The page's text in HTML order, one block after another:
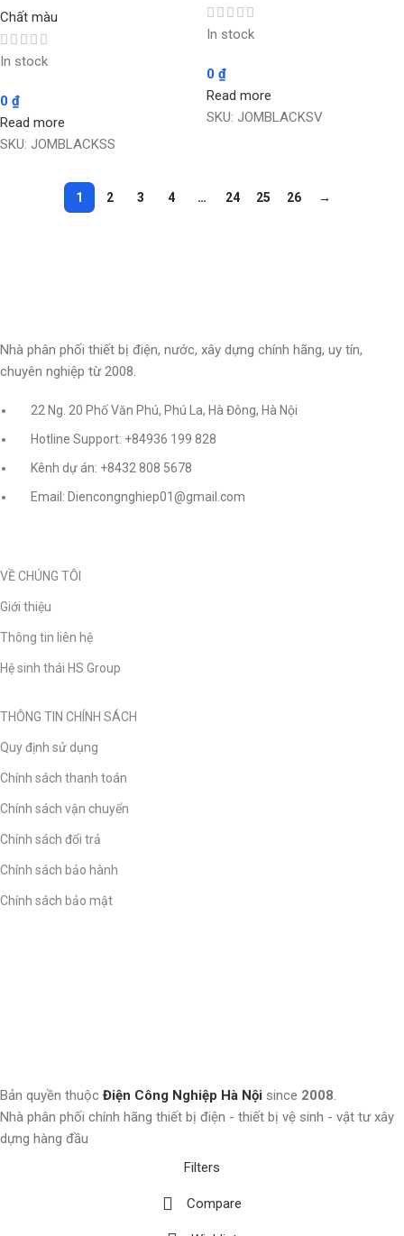
Chất màu
In stock
0 ₫
Read more
SKU: JOMBLACKSS
In stock
0 ₫
Read more
SKU: JOMBLACKSV
1 2 3 4 … 24 25 26 →
Nhà phân phối thiết bị điện, nước, xây dựng chính hãng, uy tín,
chuyên nghiệp từ 2008.
22 Ng. 20 Phố Văn Phú, Phú La, Hà Đông, Hà Nội
Hotline Support: +84936 199 828
Kênh dự án: +8432 808 5678
Email: Diencongnghiep01@gmail.com
VỀ CHÚNG TÔI
Giới thiệu
Thông tin liên hệ
Hệ sinh thái HS Group
THÔNG TIN CHÍNH SÁCH
Quy định sử dụng
Chính sách thanh toán
Chính sách vận chuyển
Chính sách đổi trả
Chính sách bảo hành
Chính sách bảo mật
Bản quyền thuộc Điện Công Nghiệp Hà Nội since 2008.
Nhà phân phối chính hãng thiết bị điện - thiết bị vệ sinh - vật tư xây
dựng hàng đầu
Filters
Compare